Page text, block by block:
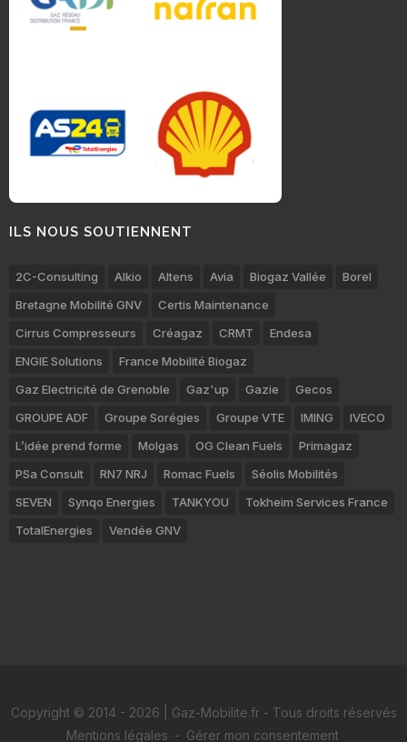
ILS NOUS SOUTIENNENT
2C-Consulting Alkio Altens Avia Biogaz Vallée
Borel
Bretagne Mobilité GNV
Certis Maintenance
Cirrus Compresseurs
Créagaz CRMT
Endesa
ENGIE Solutions
France Mobilité Biogaz
Gaz Electricité de Grenoble
Gaz'up Gazie
Gecos
GROUPE ADF
Groupe Sorégies Groupe VTE IMING
IVECO
L’idée prend forme
Molgas OG Clean Fuels
Primagaz
PSa Consult
RN7 NRJ Romac Fuels
Séolis Mobilités
SEVEN
Synqo Energies TANKYOU
Tokheim Services France
TotalEnergies
Vendée GNV
Copyright © 2014 - 2026 | Gaz-Mobilite.fr - Tous droits réservés
Mentions légales - Gérer mon consentement